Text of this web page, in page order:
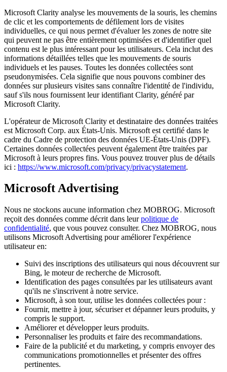
Microsoft Clarity analyse les mouvements de la souris, les chemins
de clic et les comportements de défilement lors de visites
individuelles, ce qui nous permet d'évaluer les zones de notre site
qui peuvent ne pas être entièrement optimisées et d'identifier quel
contenu est le plus intéressant pour les utilisateurs. Cela inclut des
informations détaillées telles que les mouvements de souris
individuels et les pauses. Toutes les données collectées sont
pseudonymisées. Cela signifie que nous pouvons combiner des
données sur plusieurs visites sans connaître l'identité de l'individu,
sauf s'ils nous fournissent leur identifiant Clarity, généré par
Microsoft Clarity.
L'opérateur de Microsoft Clarity et destinataire des données traitées
est Microsoft Corp. aux États-Unis. Microsoft est certifié dans le
cadre du Cadre de protection des données UE-États-Unis (DPF).
Certaines données collectées peuvent également être traitées par
Microsoft à leurs propres fins. Vous pouvez trouver plus de détails
ici : https://www.microsoft.com/privacy/privacystatement.
Microsoft Advertising
Nous ne stockons aucune information chez MOBROG. Microsoft
reçoit des données comme décrit dans leurpolitique de
confidentialité, que vous pouvez consulter. Chez MOBROG, nous
utilisons Microsoft Advertising pour améliorer l'expérience
utilisateur en:
Suivi des inscriptions des utilisateurs qui nous découvrent sur
Bing, le moteur de recherche de Microsoft.
Identification des pages consultées par les utilisateurs avant
qu'ils ne s'inscrivent à notre service.
Microsoft, à son tour, utilise les données collectées pour :
Fournir, mettre à jour, sécuriser et dépanner leurs produits, y
compris le support.
Améliorer et développer leurs produits.
Personnaliser les produits et faire des recommandations.
Faire de la publicité et du marketing, y compris envoyer des
communications promotionnelles et présenter des offres
pertinentes.